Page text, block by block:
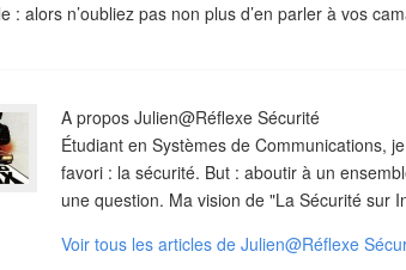
: alors n’oubliez pas non plus d’en parler à vos
A propos Julien@Réflexe Sécurité
Étudiant en Systèmes de Communications,
favori : la sécurité. But : aboutir à un
une question. Ma vision de "La Sécurité sur
Voir tous les articles de Julien@Réflexe